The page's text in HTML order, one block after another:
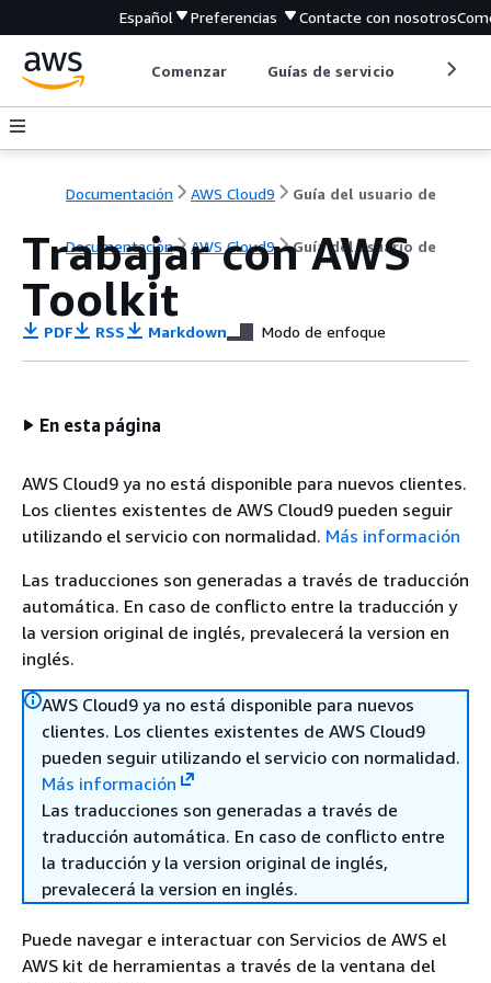
Español Preferencias Contacte con nosotros
Comenzar Guías de servicio
Documentación AWS Cloud9 Guía del usuario de
Documentación AWS Cloud9 Guía del usuario de
Trabajar con AWS
Toolkit
PDF RSS Markdown Modo de enfoque
En esta página
AWS Cloud9 ya no está disponible para nuevos clientes.
Los clientes existentes de AWS Cloud9 pueden seguir
utilizando el servicio con normalidad. Más información
Las traducciones son generadas a través de traducción
automática. En caso de conflicto entre la traducción y
la version original de inglés, prevalecerá la version en
inglés.
AWS Cloud9 ya no está disponible para nuevos
clientes. Los clientes existentes de AWS Cloud9
pueden seguir utilizando el servicio con normalidad.
Más información
Las traducciones son generadas a través de
traducción automática. En caso de conflicto entre
la traducción y la version original de inglés,
prevalecerá la version en inglés.
Puede navegar e interactuar con Servicios de AWS el
AWS kit de herramientas a través de la ventana del